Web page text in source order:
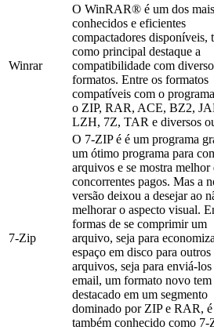
Winrar
O WinRAR® é um dos mais
conhecidos e eficientes
compactadores disponíveis,
como principal destaque a
compatibilidade com
formatos. Entre os formatos
compatíveis com o
o ZIP, RAR, ACE, BZ2,
LZH, 7Z, TAR e diversos
7-Zip
O 7-ZIP é é um programa
um ótimo programa para
arquivos e se mostra melhor
concorrentes pagos. Mas a
versão deixou a desejar ao
melhorar o aspecto visual.
formas de se comprimir um
arquivo, seja para
espaço em disco para outros
arquivos, seja para enviá-
email, um formato novo tem
destacado em um segmento
dominado por ZIP e RAR,
também conhecido como 7-